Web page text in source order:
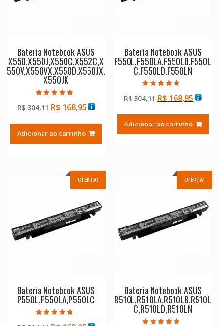
Bateria Notebook ASUS
X550,X550J,X550C,X552C,X
550V,X550VX,X550D,X550JX,
X550JK
5.00
de 5
R$304,11 O
original
era:
R$ 168,95O
atual
é:
Adicionar ao carrinho
Bateria Notebook ASUS
F550L,F550LA,F550LB,F550L
C,F550LD,F550LN
5.00
de 5
R$304,11 O
original
era:
R$ 168,95O
atual
é:
Adicionar ao carrinho
OFERTA!
Bateria Notebook ASUS
P550L,P550LA,P550LC
OFERTA!
Bateria Notebook ASUS
R510L,R510LA,R510LB,R510L
C,R510LD,R510LN